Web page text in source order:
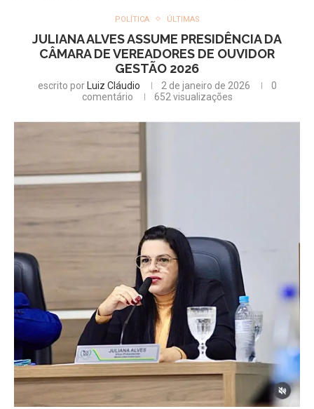
POLÍTICA ÚLTIMAS
JULIANA ALVES ASSUME PRESIDÊNCIA DA
CÂMARA DE VEREADORES DE OUVIDOR
GESTÃO 2026
escrito por Luiz Cláudio 2 de janeiro de 2026
0
comentário
652 visualizações